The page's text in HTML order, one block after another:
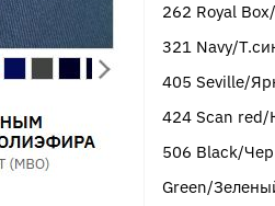
262 Royal
321 Navy/
405 Seville/
424 Scan
506 Black/
Green/